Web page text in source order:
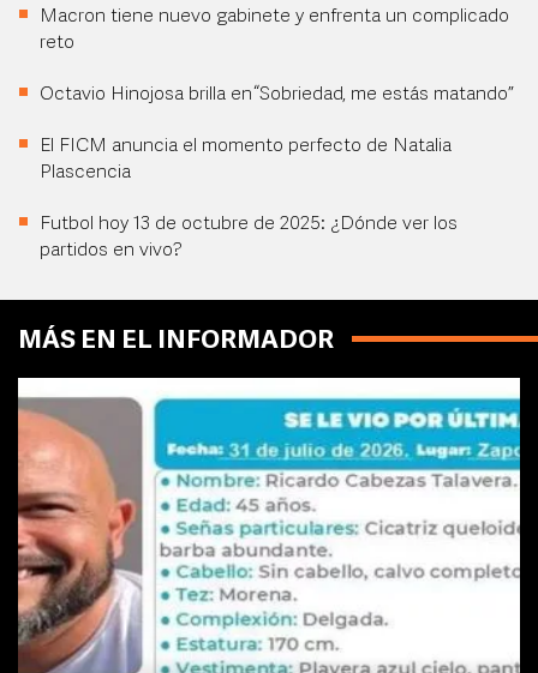
Macron tiene nuevo gabinete y enfrenta un complicado
reto
Octavio Hinojosa brilla en “Sobriedad, me estás matando”
El FICM anuncia el momento perfecto de Natalia
Plascencia
Futbol hoy 13 de octubre de 2025: ¿Dónde ver los
partidos en vivo?
MÁS EN EL INFORMADOR